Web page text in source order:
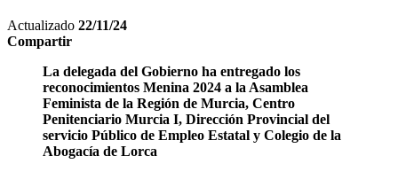
Actualizado 22/11/24
Compartir
La delegada del Gobierno ha entregado los
reconocimientos Menina 2024 a la Asamblea
Feminista de la Región de Murcia, Centro
Penitenciario Murcia I, Dirección Provincial del
servicio Público de Empleo Estatal y Colegio de la
Abogacía de Lorca